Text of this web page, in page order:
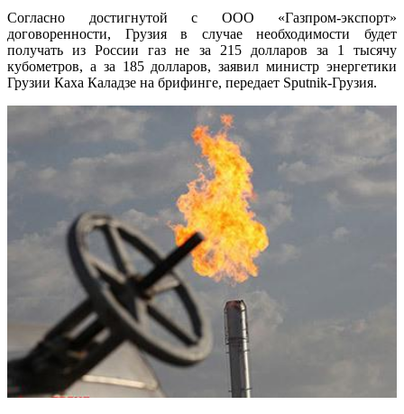
Согласно достигнутой с ООО «Газпром-экспорт»
договоренности, Грузия в случае необходимости будет
получать из России газ не за 215 долларов за 1 тысячу
кубометров, а за 185 долларов, заявил министр энергетики
Грузии Каха Каладзе на брифинге, передает Sputnik-Грузия.